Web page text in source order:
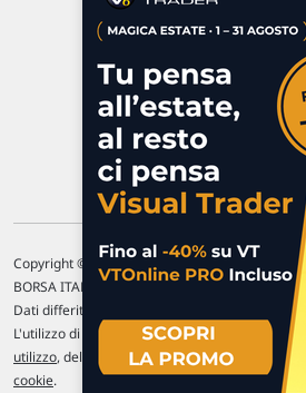
Commenti e
Contattaci
Copyright © 1996-2026 Traderlink Italia s.r.l.
BORSA ITALIANA Quotazioni di borsa differite
Dati differiti di 15 min. (fonte Intrinio) / FOREX
L'utilizzo di questo sito implica l'accettazione
utilizzo, del Disclaimer MAR, dellePolitiche
cookie.